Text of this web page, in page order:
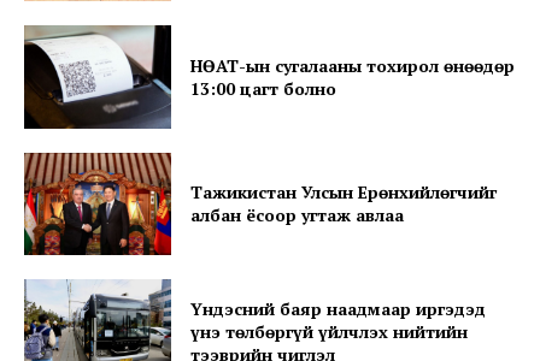
SUBSCRIBE NOW
Company
НӨАТ-ын сугалааны тохирол өнөөдөр
13:00 цагт болно
Тажикистан Улсын Ерөнхийлөгчийг
албан ёсоор угтаж авлаа
Үндэсний баяр наадмаар иргэдэд
үнэ төлбөргүй үйлчлэх нийтийн
тээврийн чиглэл